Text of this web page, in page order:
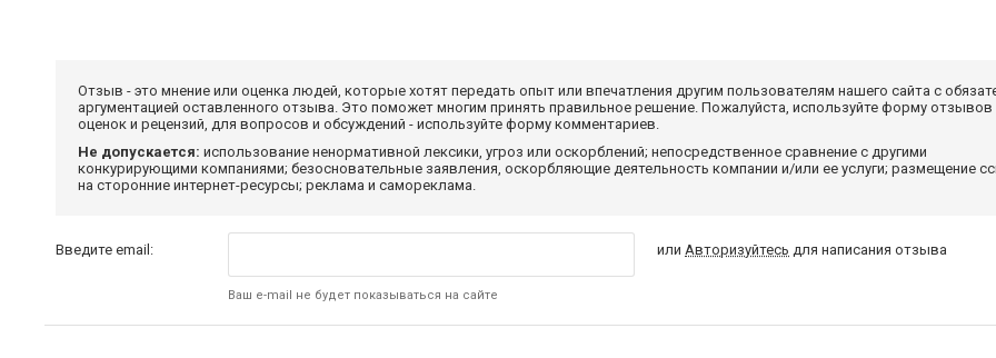
Отзыв - это мнение или оценка людей, которые хотят передать опыт или впечатления другим пользователям нашего сайта с
аргументацией оставленного отзыва. Это поможет многим принять правильное решение. Пожалуйста, используйте форму отзывов
оценок и рецензий, для вопросов и обсуждений - используйте форму комментариев.
Не допускается: использование ненормативной лексики, угроз или оскорблений; непосредственное сравнение с другими
конкурирующими компаниями; безосновательные заявления, оскорбляющие деятельность компании и/или ее услуги; размещение
на сторонние интернет-ресурсы; реклама и самореклама.
Введите email:
Ваш e-mail не будет показываться на сайте
илиАвторизуйтесь для написания отзыва